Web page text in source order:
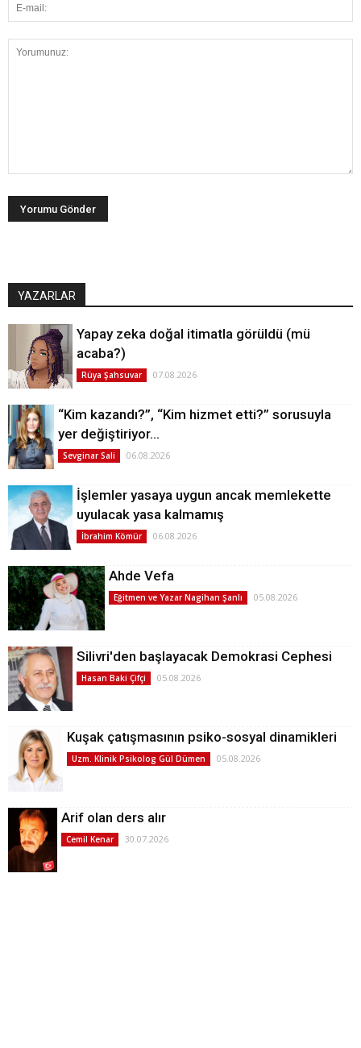
YAZARLAR
Yapay zeka doğal itimatla görüldü (mü
acaba?)
Rüya Şahsuvar 07.08.2026
“Kim kazandı?”, “Kim hizmet etti?” sorusuyla
yer değiştiriyor…
Sevginar Sali 06.08.2026
İşlemler yasaya uygun ancak memlekette
uyulacak yasa kalmamış
İbrahim Kömür 06.08.2026
Ahde Vefa
Eğitmen ve Yazar Nagihan Şanlı 05.08.2026
Silivri'den başlayacak Demokrasi Cephesi
Hasan Baki Çifçi 05.08.2026
Kuşak çatışmasının psiko-sosyal dinamikleri
Uzm. Klinik Psikolog Gül Dümen 05.08.2026
Arif olan ders alır
Cemil Kenar 30.07.2026